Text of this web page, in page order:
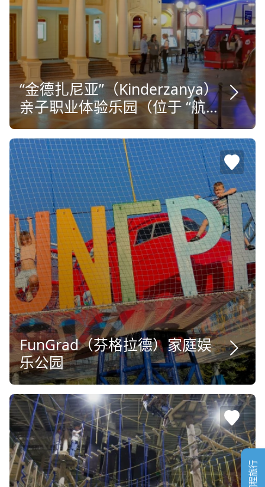
“金德扎尼亚”（Kinderzanya）
亲子职业体验乐园（位于 “航空
公园” 购物中心）
FunGrad（芬格拉德）家庭娱
乐公园
同程旅行